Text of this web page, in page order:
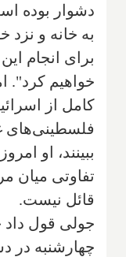
دشوار بوده
به خانه و نزد
برای انجام
خواهیم کرد".
کامل از
فلسطینی‌های
ببینند، او
تفاوتی میان
قائل نیست.
جولی قول داد
چهارشنبه در